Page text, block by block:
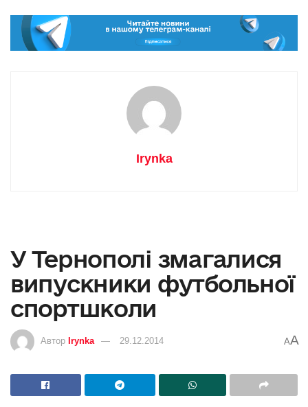
Irynka
У Тернополі змагалися
випускники футбольної
спортшколи
Автор Irynka 29.12.2014 AA